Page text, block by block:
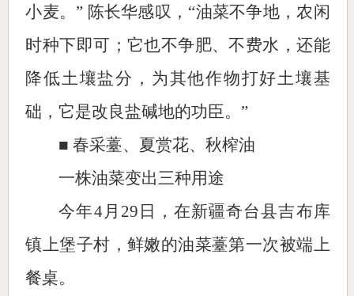
小麦。” 陈长华感叹，“油菜不争地，农闲
时种下即可；它也不争肥、不费水，还能
降低土壤盐分，为其他作物打好土壤基
础，它是改良盐碱地的功臣。”
■ 春采薹、夏赏花、秋榨油
一株油菜变出三种用途
今年4月29日，在新疆奇台县吉布库
镇上堡子村，鲜嫩的油菜薹第一次被端上
餐桌。